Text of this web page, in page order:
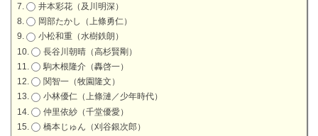
井本彩花（及川明深）
岡部たかし（上條勇仁）
小松和重（水樹鉄朗）
長谷川朝晴（高杉賢剛）
駒木根隆介（轟啓一）
関智一（牧園隆文）
小林優仁（上條漣／少年時代）
仲里依紗（千堂優愛）
橋本じゅん（刈谷銀次郎）